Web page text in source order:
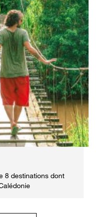
8 destinations dont